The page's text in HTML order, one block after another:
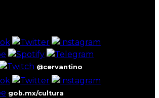
@cervantino
gob.mx/cultura